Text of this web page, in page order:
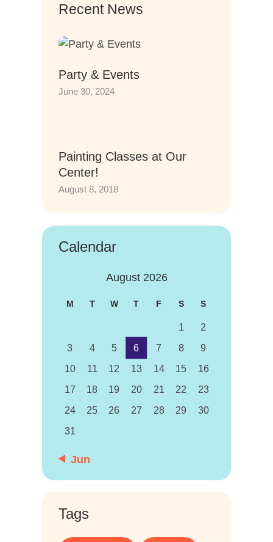
Recent News
Party & Events
June 30, 2024
Painting Classes at Our
Center!
August 8, 2018
Calendar
August 2026
M T W T F S S
1
2
3
4 5 6 7 8
9
10
11 12 13 14 15
16
17
18 19 20 21 22
23
24
25 26 27 28 29
30
31
« Jun
Tags